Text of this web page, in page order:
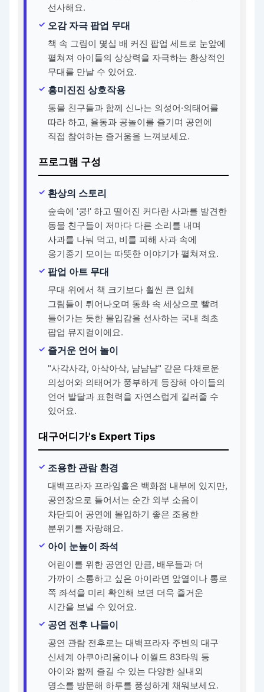
선사해요.
오감 자극 팝업 무대
책 속 그림이 몇십 배 커진 팝업 세트로 눈앞에
펼쳐져 아이들의 상상력을 자극하는 환상적인
무대를 만날 수 있어요.
흥미진진 상호작용
동물 친구들과 함께 신나는 의성어·의태어를
따라 하고, 율동과 공놀이를 즐기며 공연에
직접 참여하는 즐거움을 느껴보세요.
프로그램 구성
환상의 스토리
숲속에 '쿵!' 하고 떨어진 커다란 사과를 발견한
동물 친구들이 저마다 다른 소리를 내며
사과를 나눠 먹고, 비를 피해 사과 속에
옹기종기 모이는 따뜻한 이야기가 펼쳐져요.
팝업 아트 무대
무대 위에서 책 크기보다 훨씬 큰 입체
그림들이 튀어나오며 동화 속 세상으로 빨려
들어가는 듯한 몰입감을 선사하는 국내 최초
팝업 뮤지컬이에요.
즐거운 언어 놀이
"사각사각, 아삭아삭, 냠냠냠" 같은 다채로운
의성어와 의태어가 풍부하게 등장해 아이들의
언어 발달과 표현력을 자연스럽게 길러줄 수
있어요.
대구어디가's Expert Tips
조용한 관람 환경
대백프라자 프라임홀은 백화점 내부에 있지만,
공연장으로 들어서는 순간 외부 소음이
차단되어 공연에 몰입하기 좋은 조용한
분위기를 자랑해요.
아이 눈높이 좌석
어린이를 위한 공연인 만큼, 배우들과 더
가까이 소통하고 싶은 아이라면 앞열이나 통로
쪽 좌석을 미리 확인해 보면 더욱 즐거운
시간을 보낼 수 있어요.
공연 전후 나들이
공연 관람 전후로는 대백프라자 주변의 대구
신세계 아쿠아리움이나 이월드 83타워 등
아이와 함께 즐길 수 있는 다양한 실내외
명소를 방문해 하루를 풍성하게 채워보세요.